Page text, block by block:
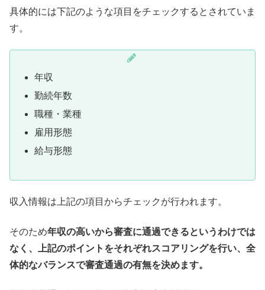
具体的には下記のような項目をチェックするとされていま
す。
年収
勤続年数
職種・業種
雇用形態
給与形態
収入情報は上記の項目からチェックが行われます。
そのため年収の高いから審査に通過できるというわけでは
なく、上記のポイントをそれぞれスコアリングを行い、全
体的なバランスで審査通過の有無を決めます。